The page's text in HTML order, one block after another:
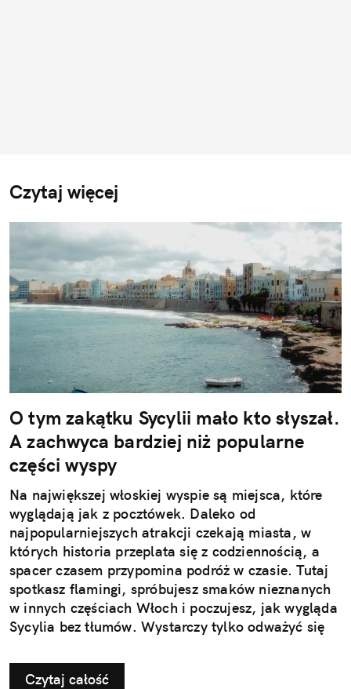
Czytaj więcej
O tym zakątku Sycylii mało kto słyszał.
A zachwyca bardziej niż popularne
części wyspy
Na największej włoskiej wyspie są miejsca, które
wyglądają jak z pocztówek. Daleko od
najpopularniejszych atrakcji czekają miasta, w
których historia przeplata się z codziennością, a
spacer czasem przypomina podróż w czasie. Tutaj
spotkasz flamingi, spróbujesz smaków nieznanych
w innych częściach Włoch i poczujesz, jak wygląda
Sycylia bez tłumów. Wystarczy tylko odważyć się
Czytaj całość